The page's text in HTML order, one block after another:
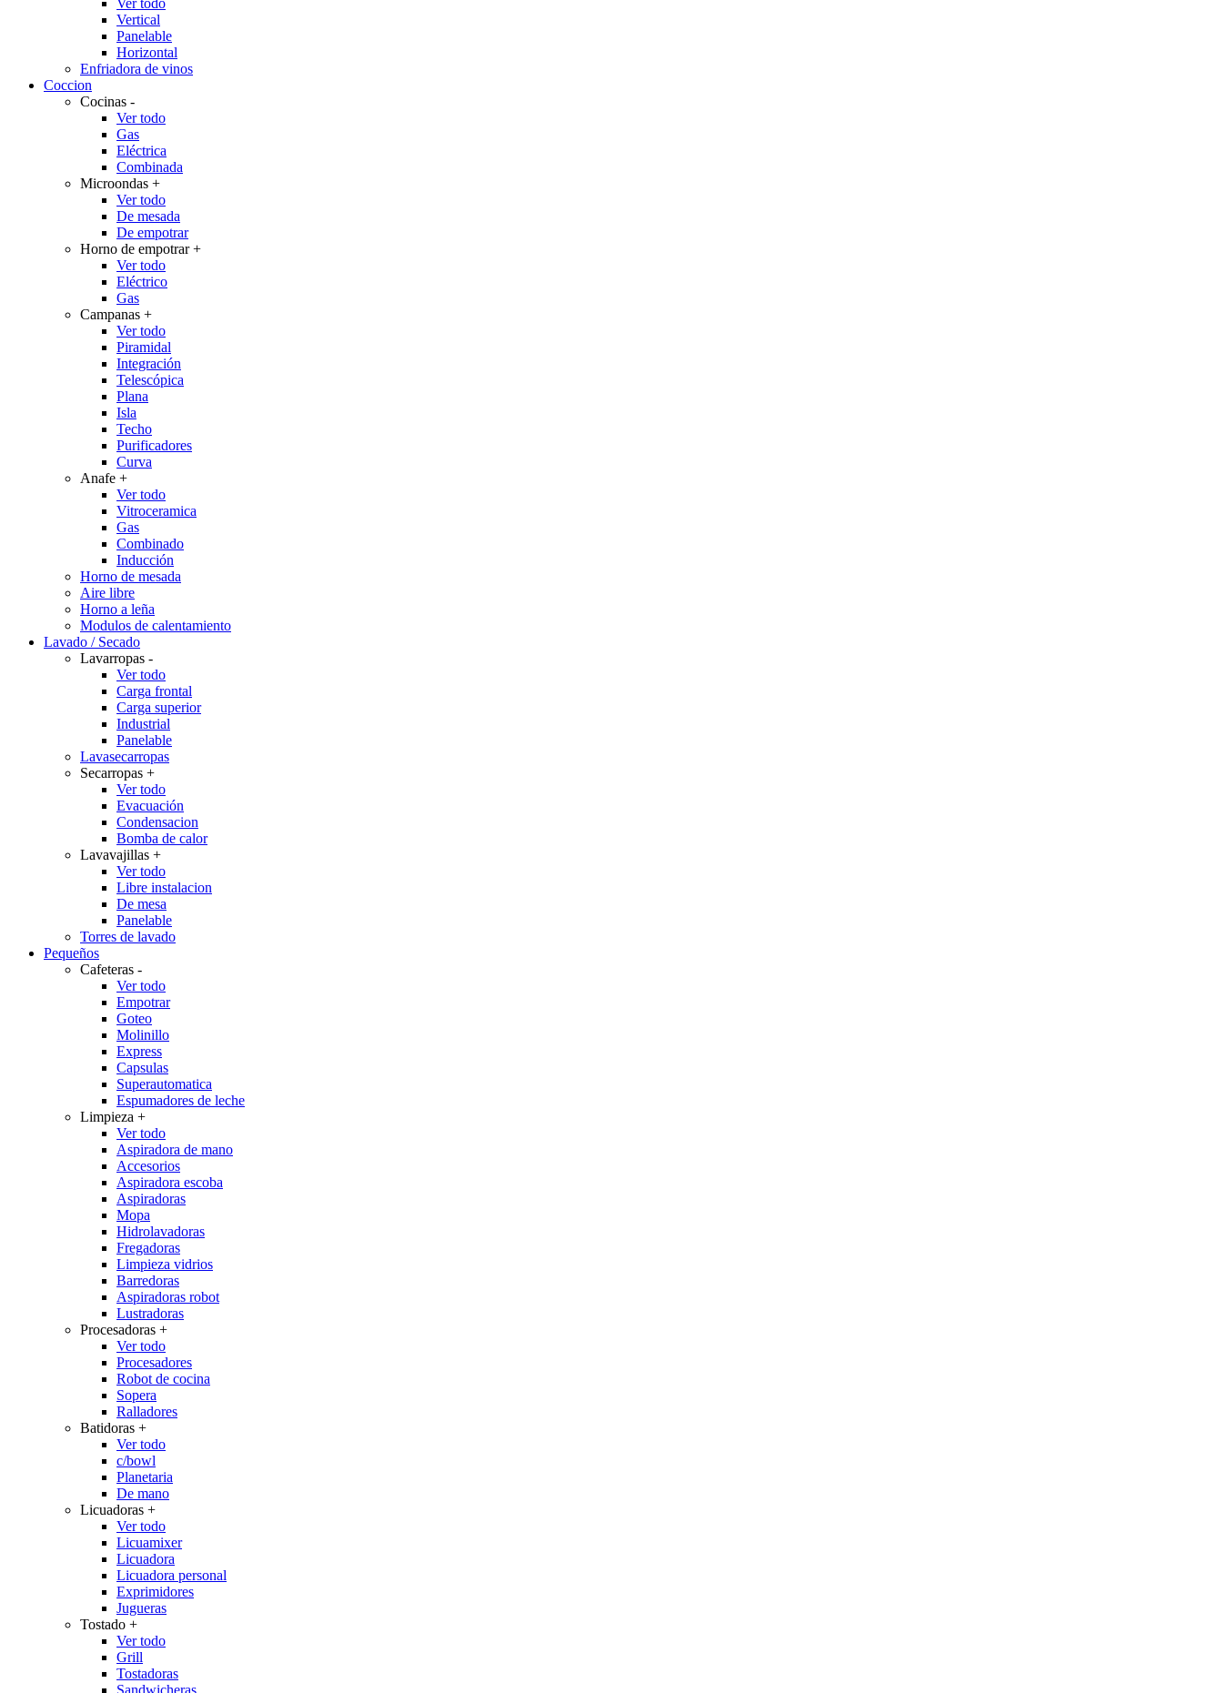
Ver todo
Vertical
Panelable
Horizontal
Enfriadora de vinos
Coccion
Cocinas -
Ver todo
Gas
Eléctrica
Combinada
Microondas +
Ver todo
De mesada
De empotrar
Horno de empotrar+
Ver todo
Eléctrico
Gas
Campanas +
Ver todo
Piramidal
Integración
Telescópica
Plana
Isla
Techo
Purificadores
Curva
Anafe +
Ver todo
Vitroceramica
Gas
Combinado
Inducción
Horno de mesada
Aire libre
Horno a leña
Modulos de calentamiento
Lavado / Secado
Lavarropas -
Ver todo
Carga frontal
Carga superior
Industrial
Panelable
Lavasecarropas
Secarropas +
Ver todo
Evacuación
Condensacion
Bomba de calor
Lavavajillas +
Ver todo
Libre instalacion
De mesa
Panelable
Torres de lavado
Pequeños
Cafeteras -
Ver todo
Empotrar
Goteo
Molinillo
Express
Capsulas
Superautomatica
Espumadores de leche
Limpieza +
Ver todo
Aspiradora de mano
Accesorios
Aspiradora escoba
Aspiradoras
Mopa
Hidrolavadoras
Fregadoras
Limpieza vidrios
Barredoras
Aspiradoras robot
Lustradoras
Procesadoras +
Ver todo
Procesadores
Robot de cocina
Sopera
Ralladores
Batidoras +
Ver todo
c/bowl
Planetaria
De mano
Licuadoras +
Ver todo
Licuamixer
Licuadora
Licuadora personal
Exprimidores
Jugueras
Tostado +
Ver todo
Grill
Tostadoras
Sandwicheras